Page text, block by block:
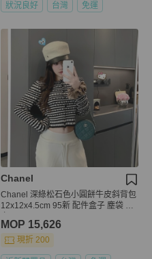
狀況良好 台灣 免運
Chanel
Chanel 深綠松石色小圓餅牛皮斜背包
12x12x4.5cm 95新 配件盒子 塵袋 保
MOP 15,626
現折 200